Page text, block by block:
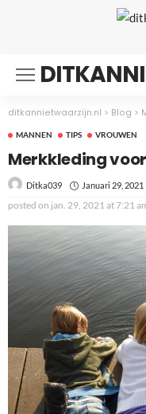
ditkannietwaarzijn.nl > Blog >
MANNEN TIPS VROUWEN
Merkkleding
Ditka039 Januari 29, 2021
posted on jan. 29, 2021 at 7:21